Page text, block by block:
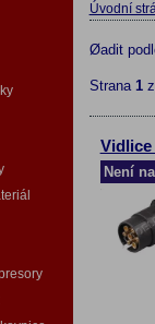
Úvodní
Øadit
Strana 1z
Vidlice
Není